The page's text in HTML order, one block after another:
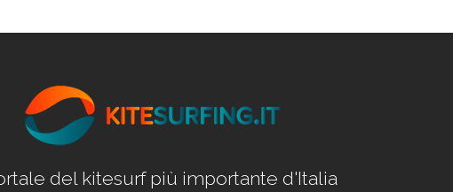
del kitesurf più importante d'Italia